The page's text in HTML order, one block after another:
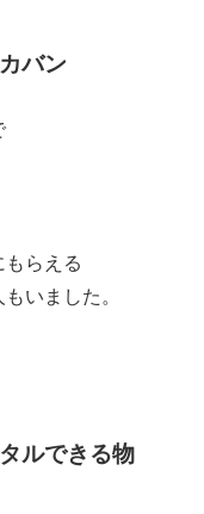
バン
らえる
いました。
ルできる物